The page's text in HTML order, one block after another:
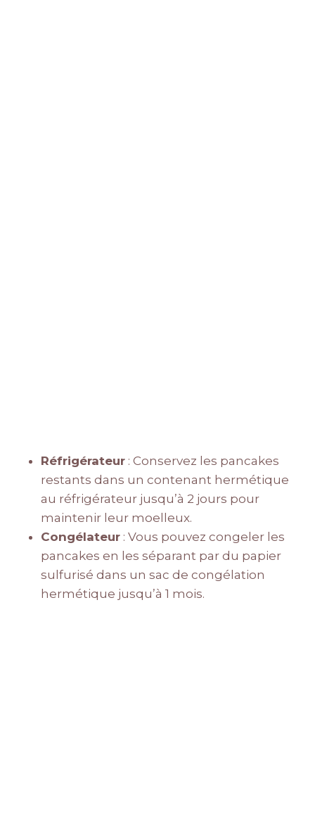
Réfrigérateur : Conservez les pancakes
restants dans un contenant hermétique
au réfrigérateur jusqu’à 2 jours pour
maintenir leur moelleux.
Congélateur : Vous pouvez congeler les
pancakes en les séparant par du papier
sulfurisé dans un sac de congélation
hermétique jusqu’à 1 mois.